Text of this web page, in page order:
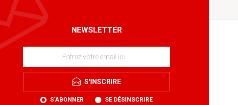
NEWSLETTER
S'INSCRIRE
S'ABONNER SE DÉSINSCRIRE